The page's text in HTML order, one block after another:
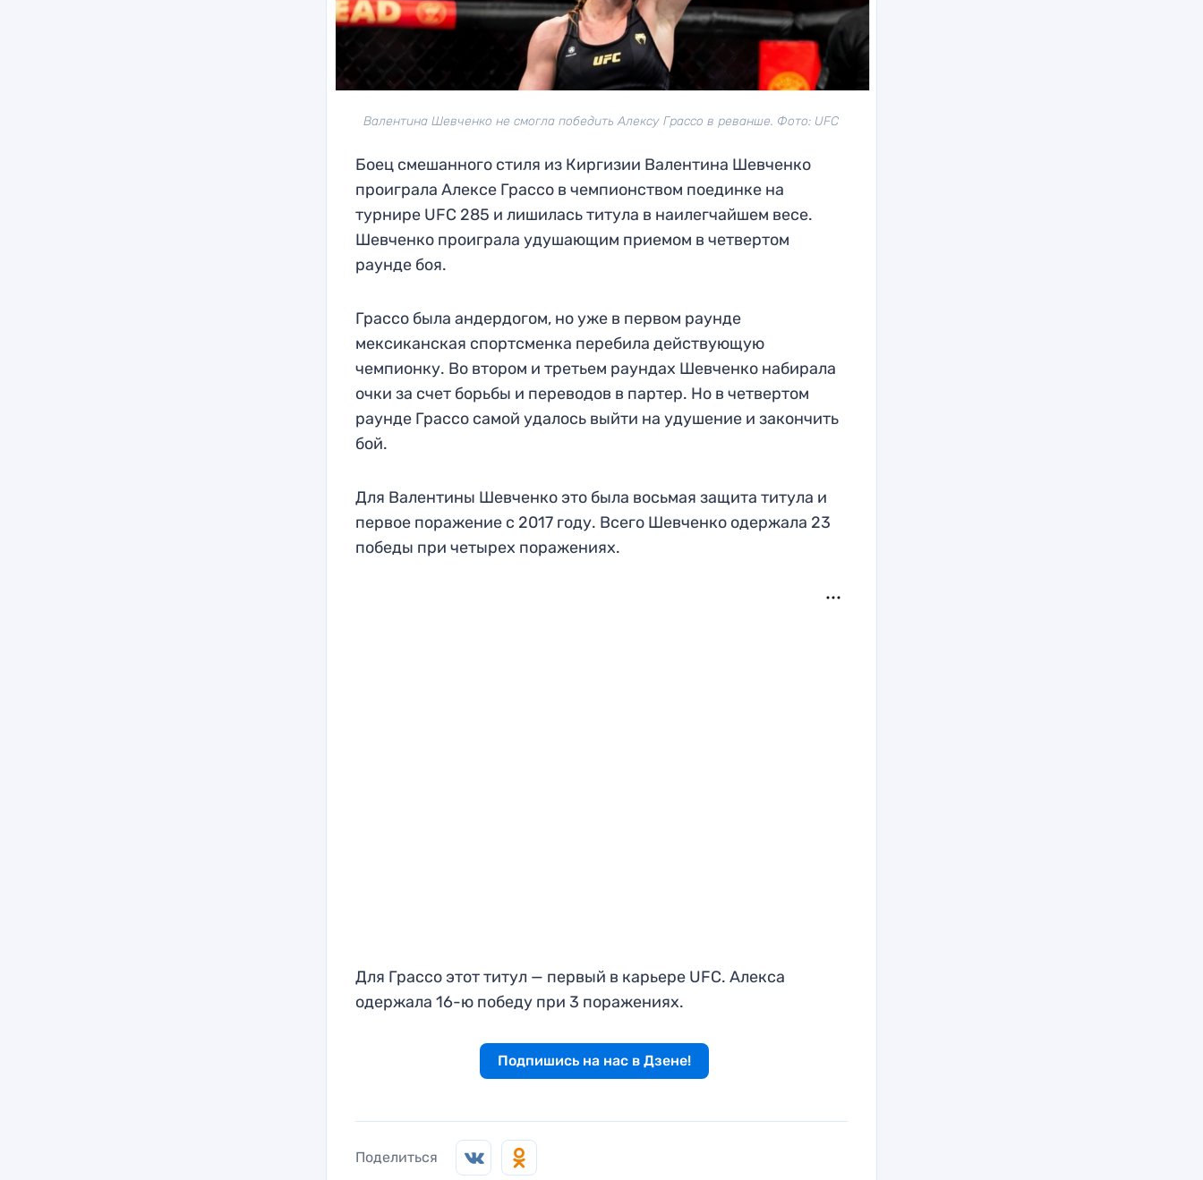
Валентина Шевченко не смогла победить Алексу Грассо в реванше. Фото: UFC
Боец смешанного стиля из Киргизии Валентина Шевченко
проиграла Алексе Грассо в чемпионством поединке на
турнире UFC 285 и лишилась титула в наилегчайшем весе.
Шевченко проиграла удушающим приемом в четвертом
раунде боя.
Грассо была андердогом, но уже в первом раунде
мексиканская спортсменка перебила действующую
чемпионку. Во втором и третьем раундах Шевченко набирала
очки за счет борьбы и переводов в партер. Но в четвертом
раунде Грассо самой удалось выйти на удушение и закончить
бой.
Для Валентины Шевченко это была восьмая защита титула и
первое поражение с 2017 году. Всего Шевченко одержала 23
победы при четырех поражениях.
Для Грассо этот титул — первый в карьере UFC. Алекса
одержала 16-ю победу при 3 поражениях.
Подпишись на нас в Дзене!
Поделиться